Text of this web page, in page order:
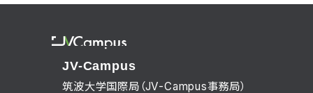
JV-Campus
筑波大学国際局（JV-Campus事務局）